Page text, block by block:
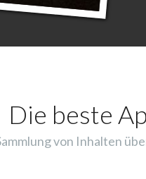
Die beste
von Inhalten